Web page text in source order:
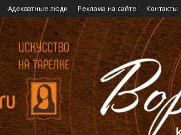
Адекватные люди Реклама на сайте Контакты